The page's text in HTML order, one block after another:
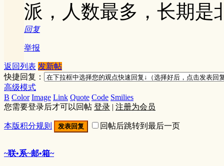
派，人数最多，长期是
回复
举报
返回列表 发新帖
快捷回复：
高级模式
B Color Image Link Quote Code Smilies
您需要登录后才可以回帖 登录 | 注册为会员
本版积分规则 发表回复 回帖后跳转到最后一页
~联•系~邮•箱~